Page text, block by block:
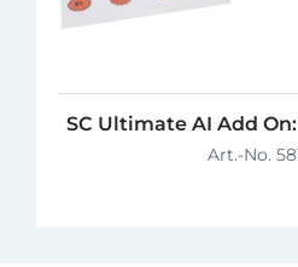
SC Ultimate AI Add
Art.-No.